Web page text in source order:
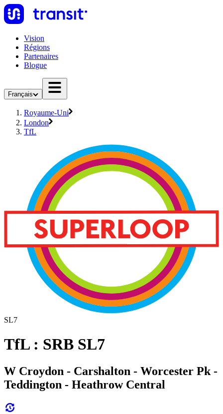
Vision
Régions
Partenaires
Blogue
Français
Royaume-Uni
London
TfL
SL7
TfL : SRB SL7
W Croydon - Carshalton - Worcester Pk -
Teddington - Heathrow Central